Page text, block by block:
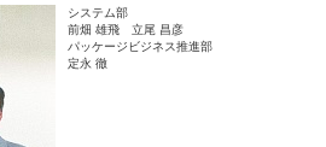
システム部
前畑 雄飛 立尾 昌彦
パッケージビジネス推進部
定永 徹